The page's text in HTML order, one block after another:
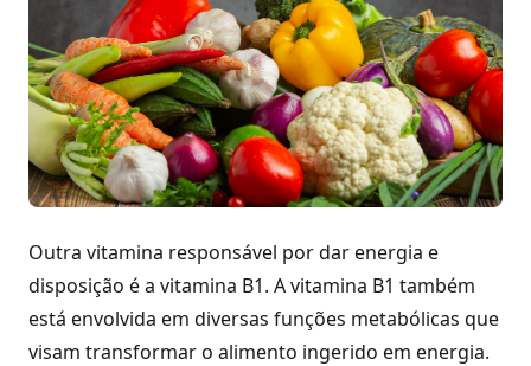
Outra vitamina responsável por dar energia e
disposição é a vitamina B1. A vitamina B1 também
está envolvida em diversas funções metabólicas que
visam transformar o alimento ingerido em energia.